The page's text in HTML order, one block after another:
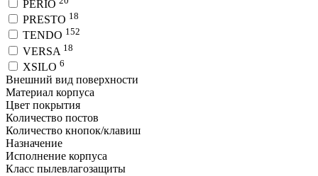
PERIO
PRESTO 18
TENDO 152
VERSA 18
XSILO 6
Внешний вид поверхности
Материал корпуса
Цвет покрытия
Количество постов
Количество кнопок/клавиш
Назначение
Исполнение корпуса
Класс пылевлагозащиты